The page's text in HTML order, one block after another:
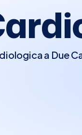
a Due